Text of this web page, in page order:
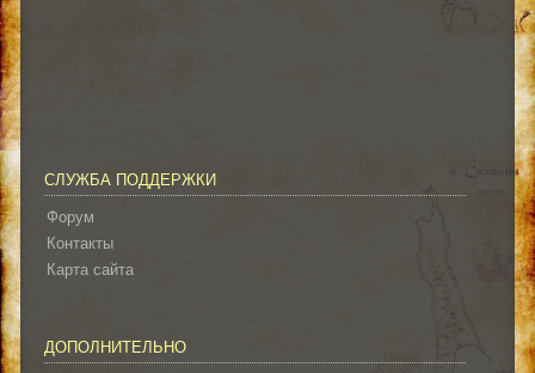
СЛУЖБА ПОДДЕРЖКИ
Форум
Контакты
Карта сайта
ДОПОЛНИТЕЛЬНО